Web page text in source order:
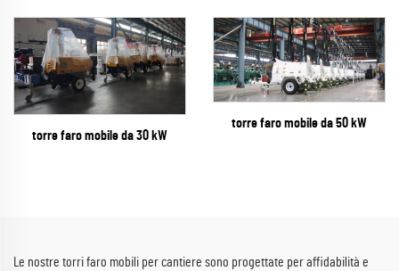
torre faro mobile da 30 kW
torre faro mobile da 50 kW
Le nostre torri faro mobili per cantiere sono progettate per affidabilità e